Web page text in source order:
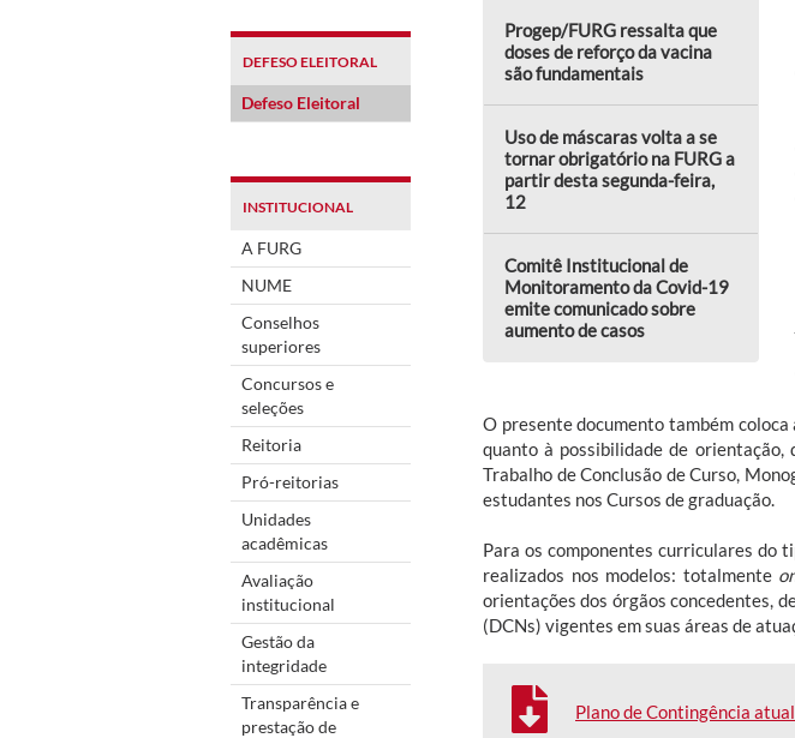
DEFESO ELEITORAL
Defeso Eleitoral
INSTITUCIONAL
A FURG
NUME
Conselhos
superiores
Concursos e
seleções
Reitoria
Pró-reitorias
Unidades
acadêmicas
Avaliação
institucional
Gestão da
integridade
Transparência e
prestação de
Progep/FURG ressalta que
doses de reforço da vacina
são fundamentais
Uso de máscaras volta a se
tornar obrigatório na FURG a
partir desta segunda-feira,
12
Comitê Institucional de
Monitoramento da Covid-19
emite comunicado sobre
aumento de casos
O presente documento também
quanto à possibilidade de orientação,
Trabalho de Conclusão de Curso,
estudantes nos Cursos de graduação.
Para os componentes curriculares do
realizados nos modelos: totalmente
orientações dos órgãos concedentes,
(DCNs) vigentes em suas áreas de
Plano de Contingência